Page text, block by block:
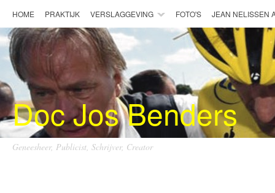
Doc Jos Benders
Geneesheer, Publicist, Schrijver, Creator
HOME PRAKTIJK VERSLAGGEVING FOTO'S JEAN NELISSEN